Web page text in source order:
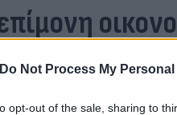
Do Not Process My
opt-out of the sale, sharing to
πρόοδο σε
έχει